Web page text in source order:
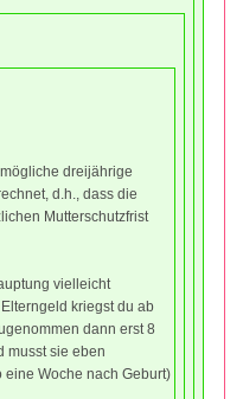
dreijährige
d.h., dass die
Mutterschutzfrist
vielleicht
kriegst du ab
dann erst 8
musst sie eben
Woche nach Geburt)